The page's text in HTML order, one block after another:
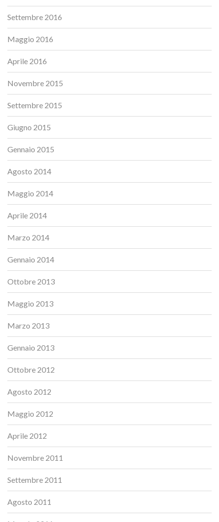
Settembre 2016
Maggio 2016
Aprile 2016
Novembre 2015
Settembre 2015
Giugno 2015
Gennaio 2015
Agosto 2014
Maggio 2014
Aprile 2014
Marzo 2014
Gennaio 2014
Ottobre 2013
Maggio 2013
Marzo 2013
Gennaio 2013
Ottobre 2012
Agosto 2012
Maggio 2012
Aprile 2012
Novembre 2011
Settembre 2011
Agosto 2011